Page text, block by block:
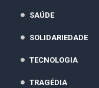
SAÚDE
SOLIDARIEDADE
TECNOLOGIA
TRAGÉDIA